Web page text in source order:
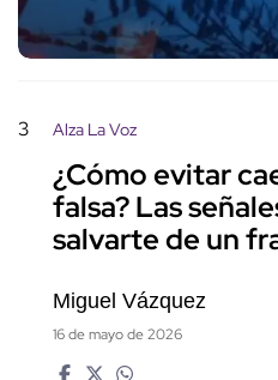
3 Alza La Voz
¿Cómo evitar
falsa? Las
salvarte de un
Miguel Vázquez
16 de mayo de 2026